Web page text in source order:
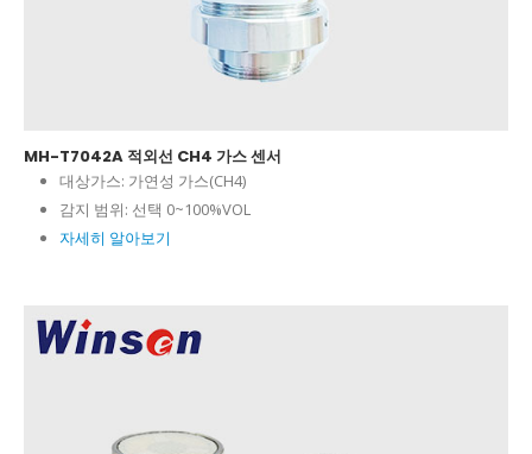
MH-T7042A 적외선 CH4 가스 센서
대상가스: 가연성 가스(CH4)
감지 범위: 선택 0~100%VOL
자세히 알아보기